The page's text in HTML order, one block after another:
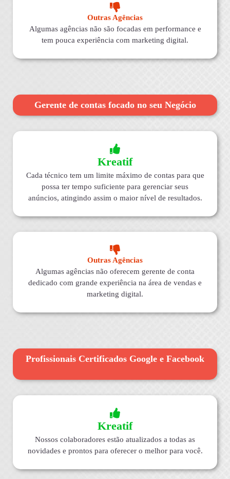
Outras Agências
Algumas agências não são focadas em performance e
tem pouca experiência com marketing digital.
Gerente de contas focado no seu Negócio
Kreatif
Cada técnico tem um limite máximo de contas para que
possa ter tempo suficiente para gerenciar seus
anúncios, atingindo assim o maior nível de resultados.
Outras Agências
Algumas agências não oferecem gerente de conta
dedicado com grande experiência na área de vendas e
marketing digital.
Profissionais Certificados Google e Facebook
Kreatif
Nossos colaboradores estão atualizados a todas as
novidades e prontos para oferecer o melhor para você.